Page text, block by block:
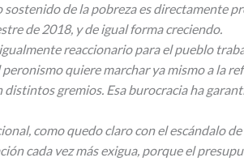
de la pobreza es directamente
de 2018, y de igual forma creciendo.
reaccionario para el pueblo
quiere marchar ya mismo a la
gremios. Esa burocracia ha
como quedo claro con el escándalo
cada vez más exigua, porque el